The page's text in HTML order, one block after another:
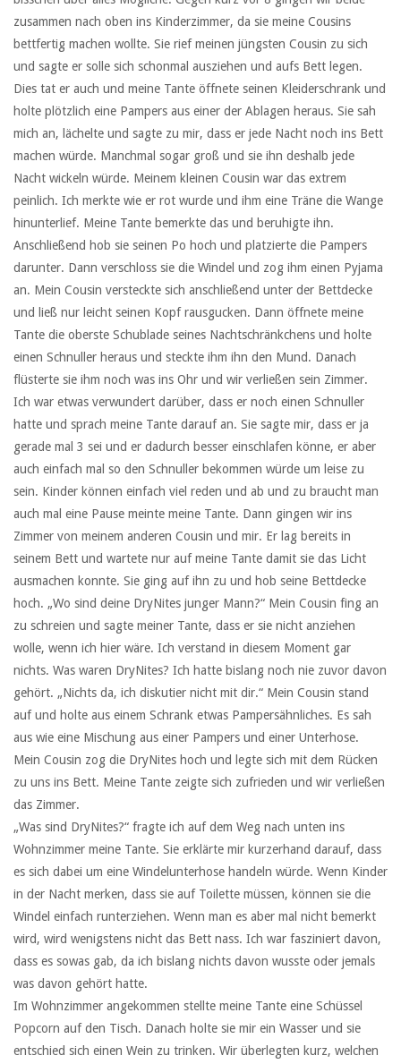
zusammen nach oben ins Kinderzimmer, da sie meine Cousins
bettfertig machen wollte. Sie rief meinen jüngsten Cousin zu sich
und sagte er solle sich schonmal ausziehen und aufs Bett legen.
Dies tat er auch und meine Tante öffnete seinen Kleiderschrank und
holte plötzlich eine Pampers aus einer der Ablagen heraus. Sie sah
mich an, lächelte und sagte zu mir, dass er jede Nacht noch ins Bett
machen würde. Manchmal sogar groß und sie ihn deshalb jede
Nacht wickeln würde. Meinem kleinen Cousin war das extrem
peinlich. Ich merkte wie er rot wurde und ihm eine Träne die Wange
hinunterlief. Meine Tante bemerkte das und beruhigte ihn.
Anschließend hob sie seinen Po hoch und platzierte die Pampers
darunter. Dann verschloss sie die Windel und zog ihm einen Pyjama
an. Mein Cousin versteckte sich anschließend unter der Bettdecke
und ließ nur leicht seinen Kopf rausgucken. Dann öffnete meine
Tante die oberste Schublade seines Nachtschränkchens und holte
einen Schnuller heraus und steckte ihm ihn den Mund. Danach
flüsterte sie ihm noch was ins Ohr und wir verließen sein Zimmer.
Ich war etwas verwundert darüber, dass er noch einen Schnuller
hatte und sprach meine Tante darauf an. Sie sagte mir, dass er ja
gerade mal 3 sei und er dadurch besser einschlafen könne, er aber
auch einfach mal so den Schnuller bekommen würde um leise zu
sein. Kinder können einfach viel reden und ab und zu braucht man
auch mal eine Pause meinte meine Tante. Dann gingen wir ins
Zimmer von meinem anderen Cousin und mir. Er lag bereits in
seinem Bett und wartete nur auf meine Tante damit sie das Licht
ausmachen konnte. Sie ging auf ihn zu und hob seine Bettdecke
hoch. „Wo sind deine DryNites junger Mann?“ Mein Cousin fing an
zu schreien und sagte meiner Tante, dass er sie nicht anziehen
wolle, wenn ich hier wäre. Ich verstand in diesem Moment gar
nichts. Was waren DryNites? Ich hatte bislang noch nie zuvor davon
gehört. „Nichts da, ich diskutier nicht mit dir.“ Mein Cousin stand
auf und holte aus einem Schrank etwas Pampersähnliches. Es sah
aus wie eine Mischung aus einer Pampers und einer Unterhose.
Mein Cousin zog die DryNites hoch und legte sich mit dem Rücken
zu uns ins Bett. Meine Tante zeigte sich zufrieden und wir verließen
das Zimmer.
„Was sind DryNites?“ fragte ich auf dem Weg nach unten ins
Wohnzimmer meine Tante. Sie erklärte mir kurzerhand darauf, dass
es sich dabei um eine Windelunterhose handeln würde. Wenn Kinder
in der Nacht merken, dass sie auf Toilette müssen, können sie die
Windel einfach runterziehen. Wenn man es aber mal nicht bemerkt
wird, wird wenigstens nicht das Bett nass. Ich war fasziniert davon,
dass es sowas gab, da ich bislang nichts davon wusste oder jemals
was davon gehört hatte.
Im Wohnzimmer angekommen stellte meine Tante eine Schüssel
Popcorn auf den Tisch. Danach holte sie mir ein Wasser und sie
entschied sich einen Wein zu trinken. Wir überlegten kurz, welchen